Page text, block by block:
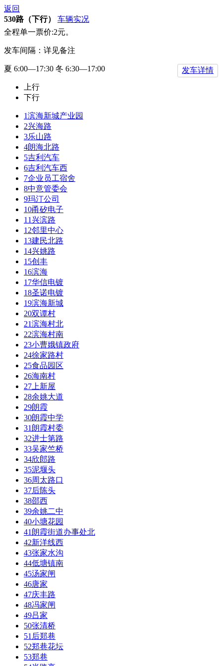
返回
530路（下行）
车辆实况
全程单一票价:2元。
发车间隔：详见备注
夏 6:00—17:30 冬 6:30—17:00
发车详情
上行
下行
1滨海新城产业园
2兴海路
3乐山路
4朗海北路
5吉利汽车
6吉利汽车西
7企业员工宿舍
8中意管委会
9玛汀公司
10甬矽电子
11 兴滨路
12邻里中心
13建民北路
14兴姚路
15创丰
16滨海
17华信电镀
18圣诺电镀
19滨海新城
20双谭村
21滨海村北
22滨海村南
23小曹娥镇政府
24徐家路村
25食品园区
26海南村
27 上新屋
28余姚大道
29朗霞
30朗霞中学
31 朗霞村委
32进士第路
33吴家竺桥
34欣郎路
35泥堰头
36周太路口
37后陈头
38邵西
39余姚二中
40小塘花园
41 朗霞街道办事处北
42新洋线西
43张家水沟
44低塘镇南
45汤家闸
46唐家
47庆丰路
48冯家闸
49吕家
50张清桥
51 后郑巷
52郑巷花坛
53郑巷